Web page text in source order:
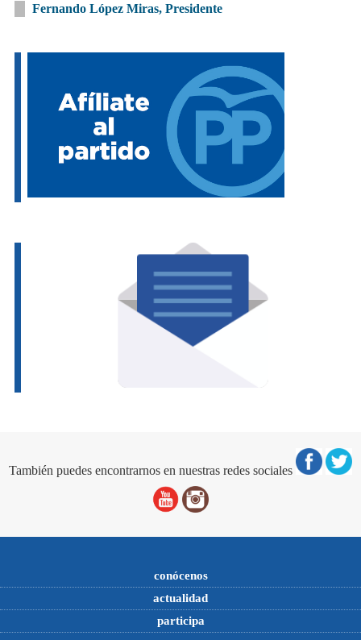
Fernando López Miras, Presidente
También puedes encontrarnos en nuestras redes sociales
conócenos
actualidad
participa